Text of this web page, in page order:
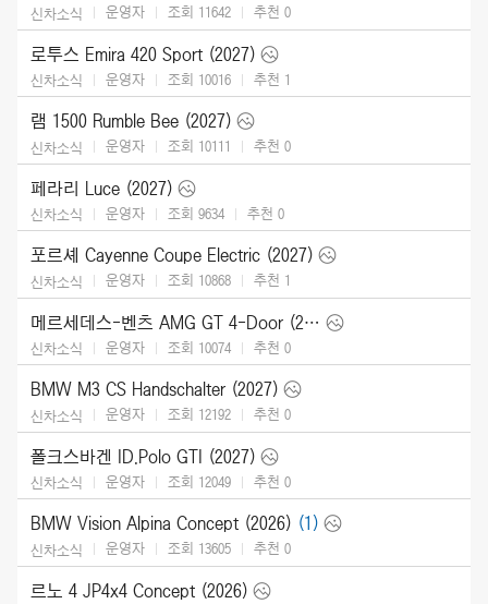
신차소식 운영자 조회 11642 추천 0
로투스 Emira 420 Sport (2027)
신차소식 운영자 조회 10016 추천 1
램 1500 Rumble Bee (2027)
신차소식 운영자 조회 10111 추천 0
페라리 Luce (2027)
신차소식 운영자 조회 9634 추천 0
포르셰 Cayenne Coupe Electric (2027)
신차소식 운영자 조회 10868 추천 1
메르세데스-벤츠 AMG GT 4-Door (2027)
신차소식 운영자 조회 10074 추천 0
BMW M3 CS Handschalter (2027)
신차소식 운영자 조회 12192 추천 0
폴크스바겐 ID.Polo GTI (2027)
신차소식 운영자 조회 12049 추천 0
BMW Vision Alpina Concept (2026) (1)
신차소식 운영자 조회 13605 추천 0
르노 4 JP4x4 Concept (2026)